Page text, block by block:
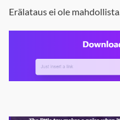
Erälataus ei ole mahdollista.